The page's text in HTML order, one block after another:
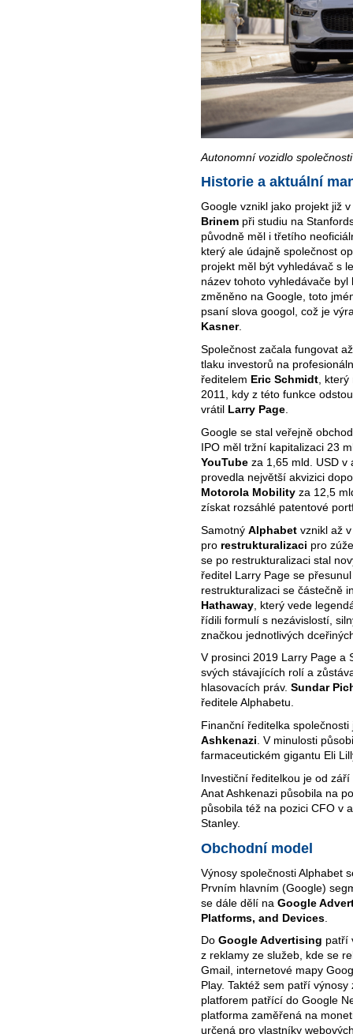
Autonomní vozidlo
Historie a aktuální
Google vznikl jako projekt již
Brinem při studiu na
původně měl i třetího
který ale údajně společnost
projekt měl být vyhledávač s
název tohoto vyhledávače byl
změněno na Google, toto
psaní slova googol, což je
Kasner.
Společnost začala fungovat
tlaku investorů na
ředitelem Eric Schmidt ,
2011, kdy z této funkce
vrátil Larry Page
Google se stal veřejně
IPO měl tržní kapitalizaci 23
YouTube za 1,65 mld. USD v
provedla největší akvizici
Motorola Mobility za 12,5
získat rozsáhlé patentové
Samotný Alphabet vznikl až
pro restrukturalizaci pro
se po restrukturalizaci stal
ředitel Larry Page se
restrukturalizaci se částečně
Hathaway , který vede
řídili formulí s nezávislostí,
značkou jednotlivých
V prosinci 2019 Larry Page a
svých stávajících rolí a
hlasovacích práv. Sundar
ředitele Alphabetu.
Finanční ředitelka
Ashkenazi . V minulosti
farmaceutickém gigantu Eli
Investiční ředitelkou je od
Anat Ashkenazi působila na
působila též na pozici CFO v
Stanley.
Obchodní model
Výnosy společnosti Alphabet
Prvním hlavním (Google)
se dále dělí na Google
Platforms, and Devices
Do Google Advertising patří
z reklamy ze služeb, kde se
Gmail, internetové mapy
Play. Taktéž sem patří
platforem patřící do Google
platforma zaměřená na
určená pro vlastníky